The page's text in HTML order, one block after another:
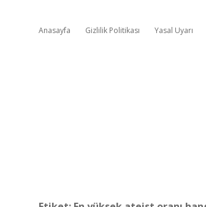
Anasayfa Gizlilik Politikası Yasal Uyarı